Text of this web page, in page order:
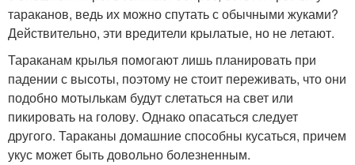
тараканов, ведь их можно спутать с обычными жуками?
Действительно, эти вредители крылатые, но не летают.
Тараканам крылья помогают лишь планировать при
падении с высоты, поэтому не стоит переживать, что они
подобно мотылькам будут слетаться на свет или
пикировать на голову. Однако опасаться следует
другого. Тараканы домашние способны кусаться, причем
укус может быть довольно болезненным.